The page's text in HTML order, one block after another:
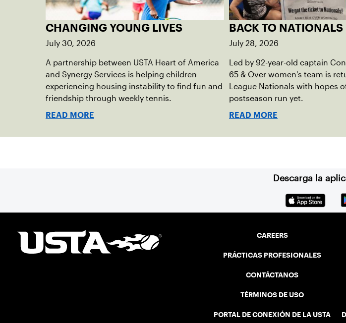
CHANGING YOUNG LIVES
July 30, 2026
A partnership between USTA Heart of America
and Synergy Services is helping children
experiencing housing instability to find fun and
friendship through weekly tennis.
READ MORE
BACK TO NATIONALS
July 28, 2026
Led by 92-year-old captain
65 & Over women's team is
League Nationals with hopes
postseason run yet.
READ MORE
Descarga la
CAREERS
PRÁCTICAS PROFESIONALES
CONTÁCTANOS
TÉRMINOS DE USO
PORTAL DE CONEXIÓN DE LA USTA